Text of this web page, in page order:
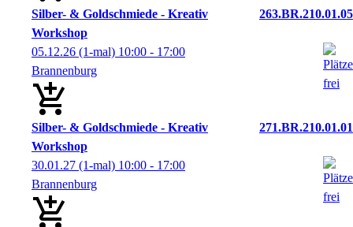
Silber- & Goldschmiede - Kreativ
Workshop
263.BR.210.01.05
05.12.26 (1-mal) 10:00 - 17:00
Brannenburg
Silber- & Goldschmiede - Kreativ
Workshop
271.BR.210.01.01
30.01.27 (1-mal) 10:00 - 17:00
Brannenburg